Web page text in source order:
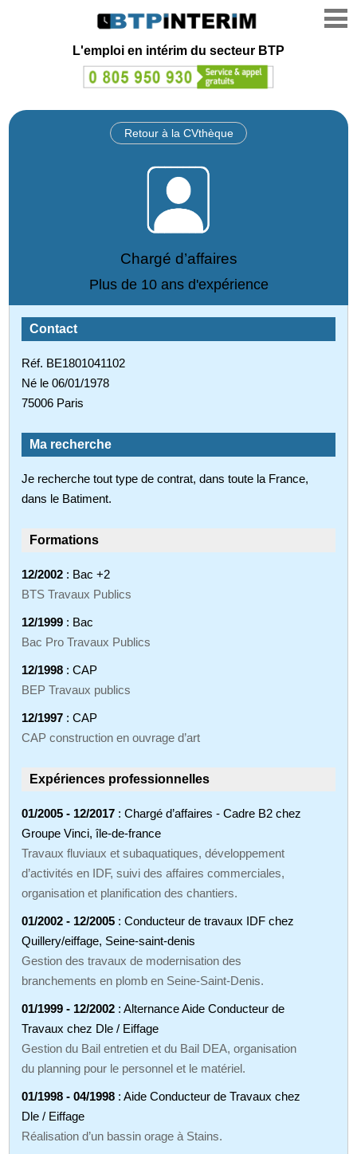
L'emploi en intérim du secteur BTP
Retour à la CVthèque
Chargé d’affaires
Plus de 10 ans d'expérience
Contact
Réf. BE1801041102
Né le 06/01/1978
75006 Paris
Ma recherche
Je recherche tout type de contrat, dans toute la France,
dans le Batiment.
Formations
12/2002 : Bac +2
BTS Travaux Publics
12/1999 : Bac
Bac Pro Travaux Publics
12/1998 : CAP
BEP Travaux publics
12/1997 : CAP
CAP construction en ouvrage d’art
Expériences professionnelles
01/2005 - 12/2017 : Chargé d’affaires - Cadre B2 chez
Groupe Vinci, île-de-france
Travaux fluviaux et subaquatiques, développement
d’activités en IDF, suivi des affaires commerciales,
organisation et planification des chantiers.
01/2002 - 12/2005 : Conducteur de travaux IDF chez
Quillery/eiffage, Seine-saint-denis
Gestion des travaux de modernisation des
branchements en plomb en Seine-Saint-Denis.
01/1999 - 12/2002 : Alternance Aide Conducteur de
Travaux chez Dle / Eiffage
Gestion du Bail entretien et du Bail DEA, organisation
du planning pour le personnel et le matériel.
01/1998 - 04/1998 : Aide Conducteur de Travaux chez
Dle / Eiffage
Réalisation d’un bassin orage à Stains.